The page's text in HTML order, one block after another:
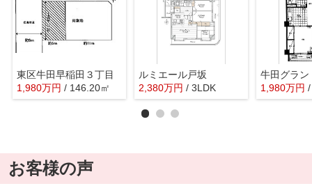
東区牛田早稲田３丁目
1,980万円 / 146.20㎡
ルミエール戸坂
2,380万円 / 3LDK
牛田グラン
1,980万円
お客様の声